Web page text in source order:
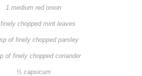
1 medium red onion
chopped mint leaves
of finely chopped parsley
of finely chopped coriander
½ capsicum